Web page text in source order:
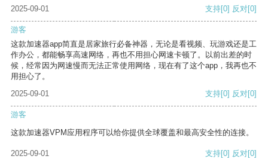
2025-09-01 支持[0] 反对[0]
游客
这款加速器app简直是居家旅行必备神器，无论是看视频、玩游戏还是工
作办公，都能畅享高速网络，再也不用担心网速卡顿了。以前出差的时
候，经常因为网速慢而无法正常使用网络，现在有了这个app，我再也不
用担心了。
2025-09-01
支持[0] 反对[0]
游客
这款加速器VPM应用程序可以给你提供全球覆盖和最高安全性的连接。
2025-09-01 支持[0] 反对[0]